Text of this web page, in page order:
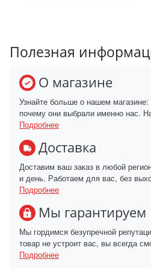
Полезная
О магазине
Узнайте больше о нашем
почему они выбрали именно нас.
Подробнее
Доставка
Доставим ваш заказ в любой
и день. Работаем для вас, без
Подробнее
Мы гарантируем
Мы гордимся безупречной
товар не устроит вас, вы всегда
Подробнее